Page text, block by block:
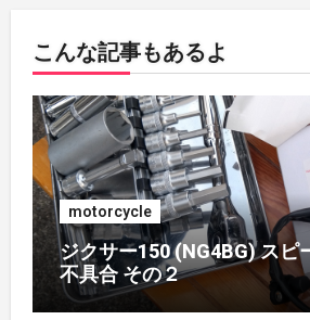
2018年5月
2018年4月
2017年7月
2017年4月
2017年3月
こんな記事もあるよ
motorcycle
ジクサー150 (NG4BG) スピ
不具合 その２